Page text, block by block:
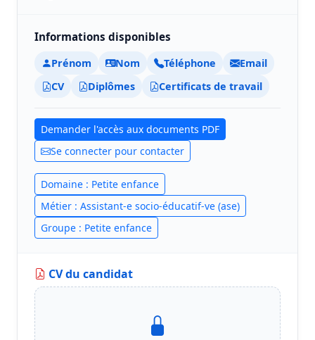
Informations disponibles
Prénom Nom Téléphone
Email
CV
Diplômes Certificats de travail
Demander l'accès aux documents PDF
Se connecter pour contacter
Domaine : Petite enfance
Métier : Assistant-e socio-éducatif-ve (ase)
Groupe : Petite enfance
CV du candidat